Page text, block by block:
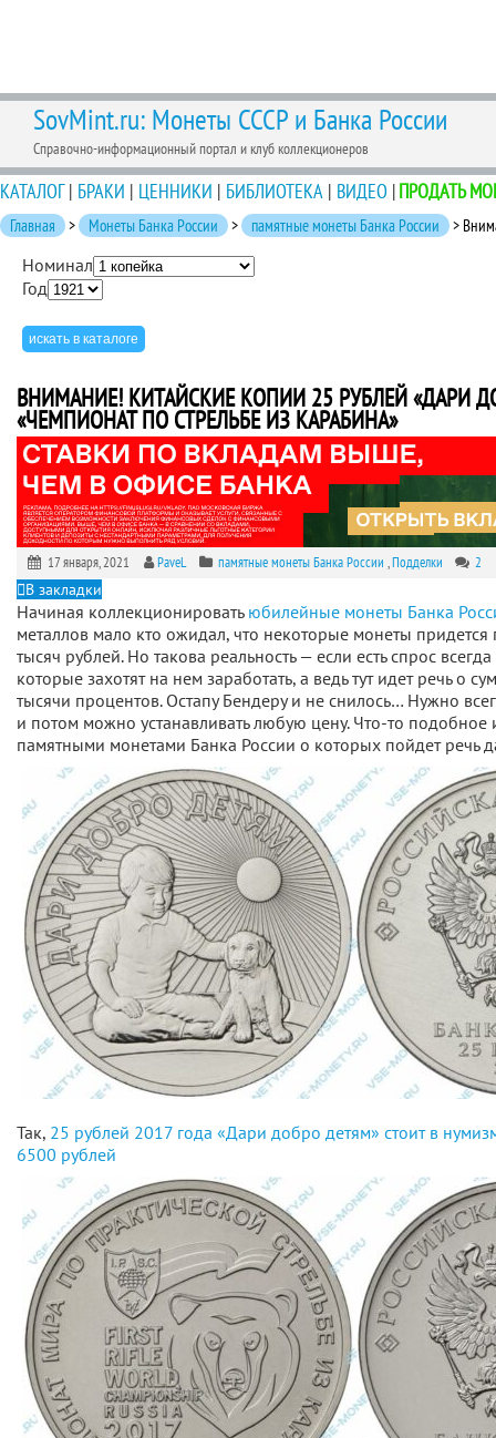
SovMint.ru: Монеты СССР и Банка России
Справочно-информационный портал и клуб коллекционеров
КАТАЛОГ| БРАКИ | ЦЕННИКИ | БИБЛИОТЕКА | ВИДЕО |ПРОДАТЬ
Главная > Монеты Банка России > памятные монеты Банка России >
Номинал
Год
ВНИМАНИЕ! КИТАЙСКИЕ КОПИИ 25 РУБЛЕЙ «ДАРИ
«ЧЕМПИОНАТ ПО СТРЕЛЬБЕ ИЗ КАРАБИНА»
17 января, 2021 PaveL памятные монеты Банка России ,Подделки 2
В закладки
Начиная коллекционировать юбилейные монеты Банка
металлов мало кто ожидал, что некоторые монеты придется
тысяч рублей. Но такова реальность — если есть спрос
которые захотят на нем заработать, а ведь тут идет речь о
тысячи процентов. Остапу Бендеру и не снилось… Нужно
и потом можно устанавливать любую цену. Что-то
памятными монетами Банка России о которых пойдет речь
Так, 25 рублей 2017 года «Дари добро детям» стоит в
6500 рублей